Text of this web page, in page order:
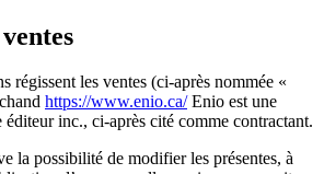
régissent les ventes (ci-après nommée «
https://www.enio.ca/Enio est une
éditeur inc., ci-après cité comme contractant.
la possibilité de modifier les présentes, à